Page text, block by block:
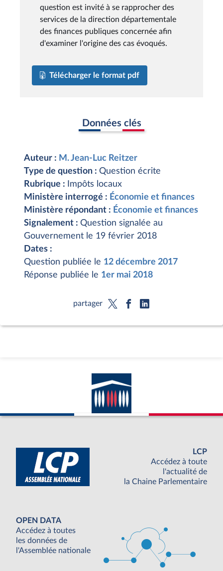
question est invité à se rapprocher des
services de la direction départementale
des finances publiques concernée afin
d'examiner l'origine des cas évoqués.
Télécharger le format pdf
Données clés
Auteur : M. Jean-Luc Reitzer
Type de question : Question écrite
Rubrique :
Impôts locaux
Ministère interrogé : Économie et finances
Ministère répondant : Économie et finances
Signalement : Question signalée au
Gouvernement le 19 février 2018
Dates :
Question publiée le 12 décembre 2017
Réponse publiée le 1er mai 2018
partager
LCP
Accédez à toute
l'actualité de
la Chaine Parlementaire
OPEN DATA
Accédez à toutes
les données de
l'Assemblée nationale